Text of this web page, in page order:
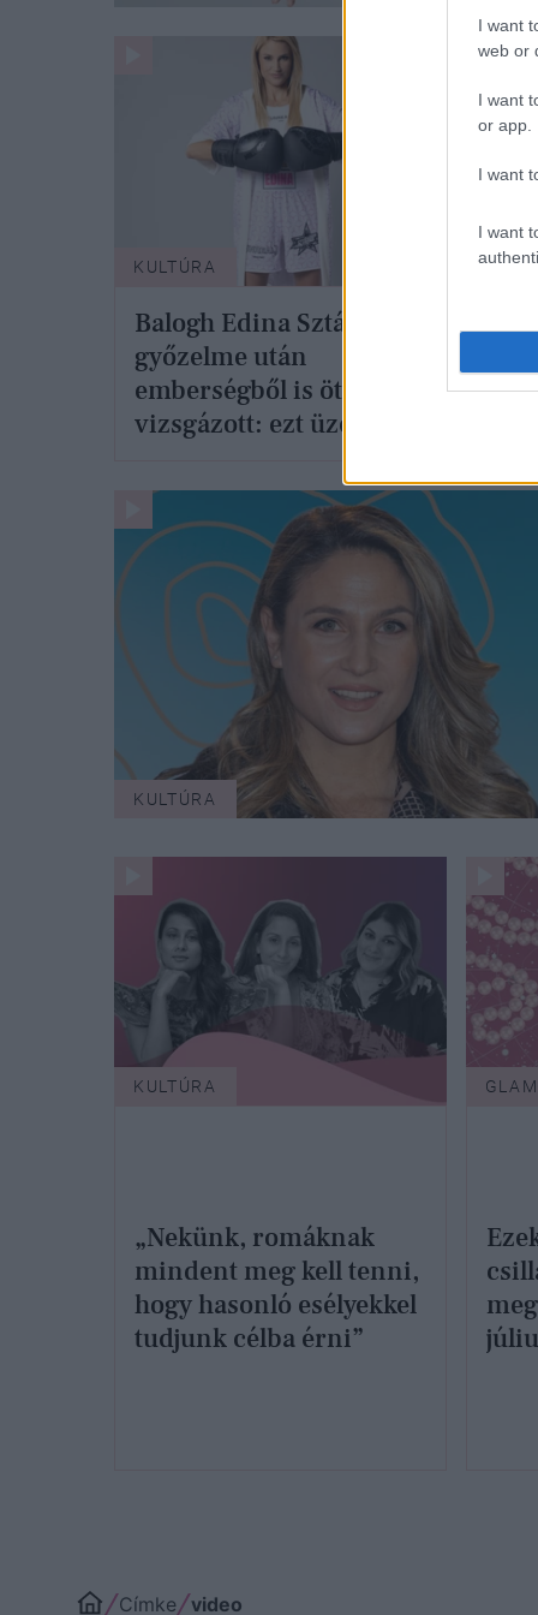
I want
web or
I want
or app.
I want
I want
KULTÚRA
Balogh Edina Sztárbox
győzelme után
emberségből is ötösre
vizsgázott: ezt üzente
KULTÚRA
KULTÚRA
„Nekünk, romáknak
mindent meg kell tenni,
hogy hasonló esélyekkel
tudjunk célba érni”
Címke video